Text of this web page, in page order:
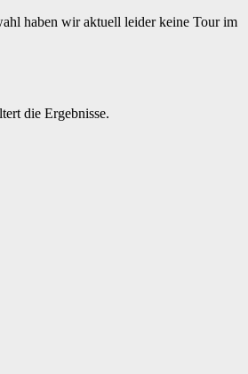
haben wir aktuell leider keine Tour im
die Ergebnisse.